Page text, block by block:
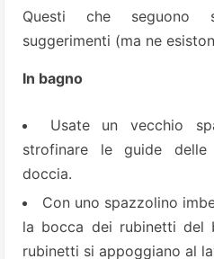
Questi che seguono
suggerimenti (ma ne
In bagno
Usate un vecchio
strofinare le guide
doccia.
Con uno spazzolino
la bocca dei rubinetti
rubinetti si appoggiano al